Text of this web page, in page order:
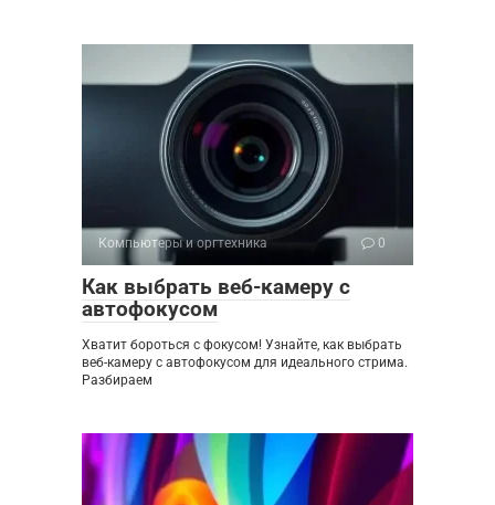
Компьютеры и оргтехника 0
Как выбрать веб-камеру с
автофокусом
Хватит бороться с фокусом! Узнайте, как выбрать
веб-камеру с автофокусом для идеального стрима.
Разбираем